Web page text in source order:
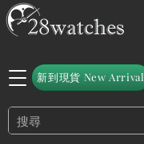
新到現貨 New Arrival